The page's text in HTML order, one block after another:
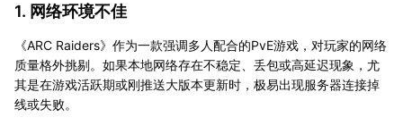
1. 网络环境不佳
《ARC Raiders》作为一款强调多人配合的PvE游戏，对玩家的网络
质量格外挑剔。如果本地网络存在不稳定、丢包或高延迟现象，尤
其是在游戏活跃期或刚推送大版本更新时，极易出现服务器连接掉
线或失败。